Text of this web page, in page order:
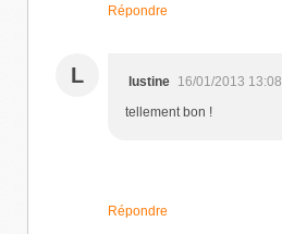
Répondre
L lustine 16/01/2013 13:08
tellement bon !
Répondre